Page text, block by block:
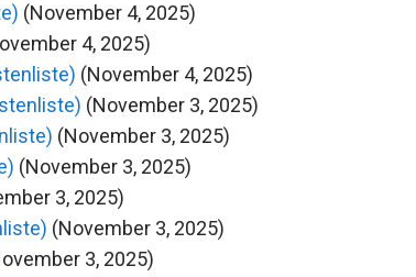
(November 4, 2025)
4, 2025)
(November 4, 2025)
(November 3, 2025)
(November 3, 2025)
(November 3, 2025)
3, 2025)
(November 3, 2025)
3, 2025)